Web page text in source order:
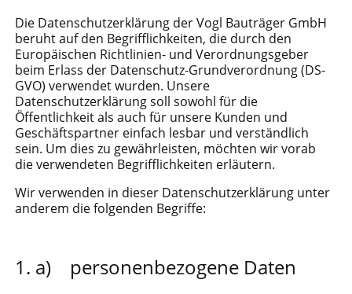
Die Datenschutzerklärung der Vogl Bauträger GmbH
beruht auf den Begrifflichkeiten, die durch den
Europäischen Richtlinien- und Verordnungsgeber
beim Erlass der Datenschutz-Grundverordnung (DS-
GVO) verwendet wurden. Unsere
Datenschutzerklärung soll sowohl für die
Öffentlichkeit als auch für unsere Kunden und
Geschäftspartner einfach lesbar und verständlich
sein. Um dies zu gewährleisten, möchten wir vorab
die verwendeten Begrifflichkeiten erläutern.
Wir verwenden in dieser Datenschutzerklärung unter
anderem die folgenden Begriffe:
a) personenbezogene Daten